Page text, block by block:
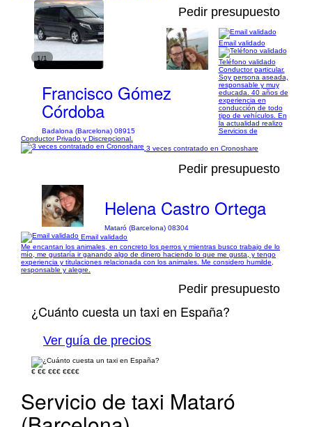
1/1
Pedir presupuesto
Francisco Gómez
Córdoba
Badalona (Barcelona) 08915
Email validado
Teléfono validado
Conductor particular.
Soy persona aseada,
responsable y muy
educada. 40 años de
experiencia en
conducción de todo
tipo de vehículos. En
la actualidad realizo
Servicios de
Conductor Privado y Discrepcional.
3 veces contratado en Cronoshare
Pedir presupuesto
Helena Castro Ortega
Mataró (Barcelona) 08304
Email validado
Me encantan los animales, en concreto los perros y mientras busco trabajo de lo
mío, me gustaría ir ganando algo de dinero haciendo lo que me gusta, y tengo
experiencia y titulaciones relacionada con los animales. Me considero humilde,
responsable y alegre.
Pedir presupuesto
¿Cuánto cuesta un taxi en España?
Ver guía de precios
€ €€ €€€ €€€€
Servicio de taxi Mataró